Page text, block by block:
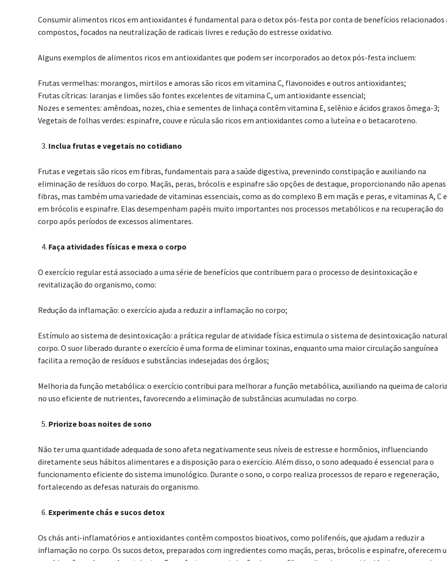
Consumir alimentos ricos em antioxidantes é fundamental para o detox pós-festa por conta de benefícios relacionados
compostos, focados na neutralização de radicais livres e redução do estresse oxidativo.
Alguns exemplos de alimentos ricos em antioxidantes que podem ser incorporados ao detox pós-festa incluem:
Frutas vermelhas: morangos, mirtilos e amoras são ricos em vitamina C, flavonoides e outros antioxidantes;
Frutas cítricas: laranjas e limões são fontes excelentes de vitamina C, um antioxidante essencial;
Nozes e sementes: amêndoas, nozes, chia e sementes de linhaça contêm vitamina E, selênio e ácidos graxos ômega-3;
Vegetais de folhas verdes: espinafre, couve e rúcula são ricos em antioxidantes como a luteína e o betacaroteno.
Inclua frutas e vegetais no cotidiano
Frutas e vegetais são ricos em fibras, fundamentais para a saúde digestiva, prevenindo constipação e auxiliando na
eliminação de resíduos do corpo. Maçãs, peras, brócolis e espinafre são opções de destaque, proporcionando não apenas
fibras, mas também uma variedade de vitaminas essenciais, como as do complexo B em maçãs e peras, e vitaminas A, C
em brócolis e espinafre. Elas desempenham papéis muito importantes nos processos metabólicos e na recuperação do
corpo após períodos de excessos alimentares.
Faça atividades físicas e mexa o corpo
O exercício regular está associado a uma série de benefícios que contribuem para o processo de desintoxicação e
revitalização do organismo, como:
Redução da inflamação: o exercício ajuda a reduzir a inflamação no corpo;
Estímulo ao sistema de desintoxicação: a prática regular de atividade física estimula o sistema de desintoxicação
corpo. O suor liberado durante o exercício é uma forma de eliminar toxinas, enquanto uma maior circulação sanguínea
facilita a remoção de resíduos e substâncias indesejadas dos órgãos;
Melhoria da função metabólica: o exercício contribui para melhorar a função metabólica, auxiliando na queima de
no uso eficiente de nutrientes, favorecendo a eliminação de substâncias acumuladas no corpo.
Priorize boas noites de sono
Não ter uma quantidade adequada de sono afeta negativamente seus níveis de estresse e hormônios, influenciando
diretamente seus hábitos alimentares e a disposição para o exercício. Além disso, o sono adequado é essencial para o
funcionamento eficiente do sistema imunológico. Durante o sono, o corpo realiza processos de reparo e regeneração,
fortalecendo as defesas naturais do organismo.
Experimente chás e sucos detox
Os chás anti-inflamatórios e antioxidantes contêm compostos bioativos, como polifenóis, que ajudam a reduzir a
inflamação no corpo. Os sucos detox, preparados com ingredientes como maçãs, peras, brócolis e espinafre, oferecem